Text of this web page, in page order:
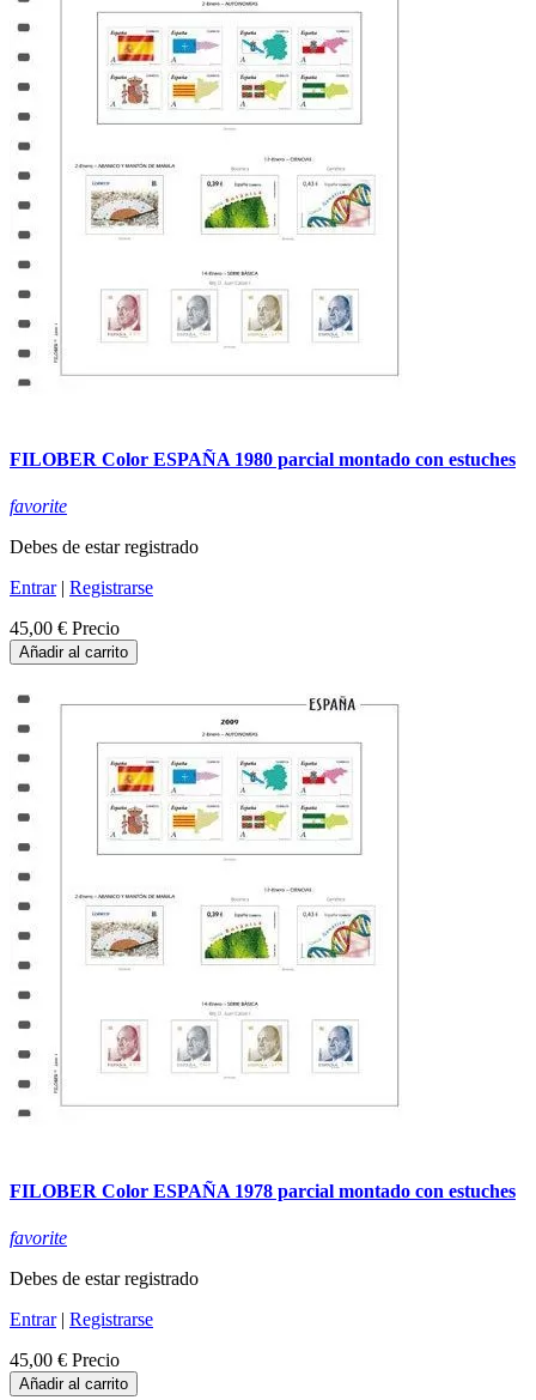
FILOBER Color ESPAÑA 1980 parcial montado con estuches
favorite
Debes de estar registrado
Entrar| Registrarse
45,00 € Precio
Añadir al carrito
FILOBER Color ESPAÑA 1978 parcial montado con estuches
favorite
Debes de estar registrado
Entrar| Registrarse
45,00 € Precio
Añadir al carrito